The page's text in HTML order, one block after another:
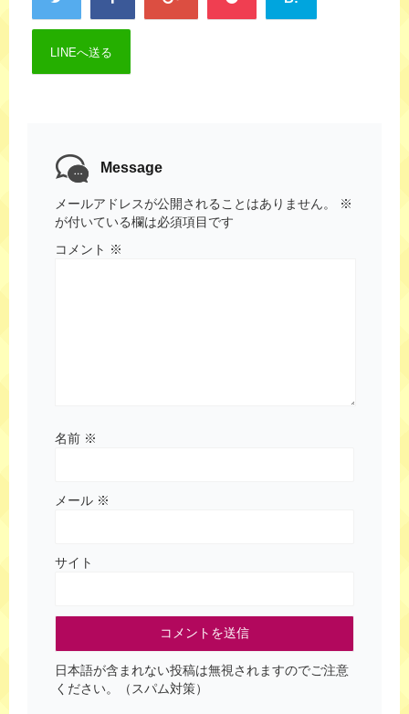
LINEへ送る
Message
メールアドレスが公開されることはありません。
※
が付いている欄は必須項目です
コメント ※
名前 ※
メール ※
サイト
日本語が含まれない投稿は無視されますのでご注意
ください。（スパム対策）